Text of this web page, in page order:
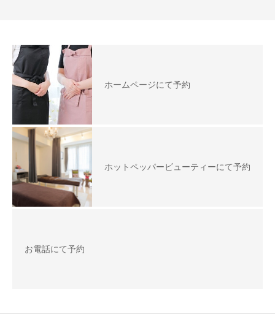
ホームページにて予約
ホットペッパービューティーにて予約
お電話にて予約